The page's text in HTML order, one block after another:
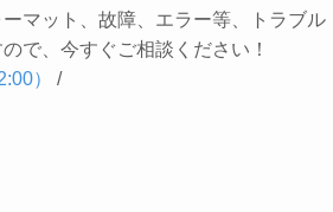
マット、故障、エラー等、トラブル
で、今すぐご相談ください！
）
/